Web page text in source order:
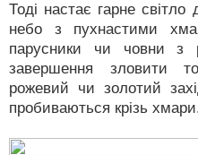
Тоді настає гарне
небо з пухнастими
парусники чи човни з
завершення зловити
рожевий чи золотий
пробиваються крізь